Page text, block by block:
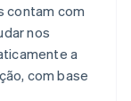
contam com
nos
a
com base